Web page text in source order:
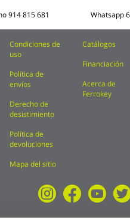
914 815 681 Whatsapp
Condiciones de
uso
Política de
envíos
Derecho de
desistimiento
Política de
devoluciones
Mapa del sitio
Catálogos
Financiación
Acerca de
Ferrokey